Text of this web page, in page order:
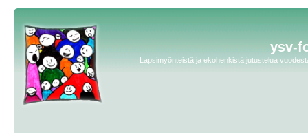
ysv-
Lapsimyönteistä ja ekohenkistä jutustelua